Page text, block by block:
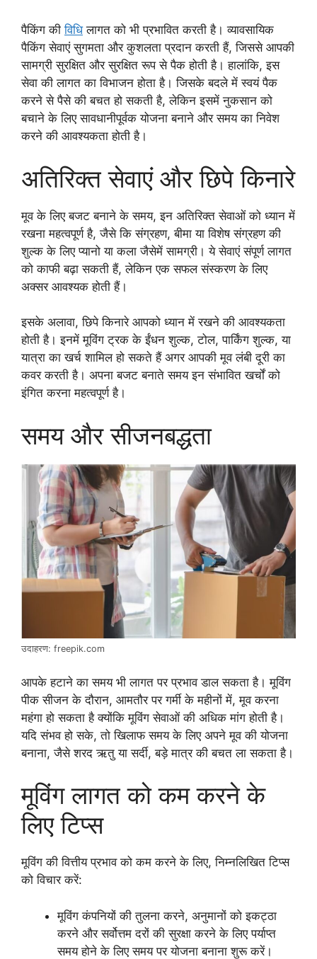
पैकिंग कीविधिलागत को भी प्रभावित करती है। व्यावसायिक
पैकिंग सेवाएं सुगमता और कुशलता प्रदान करती हैं, जिससे आपकी
सामग्री सुरक्षित और सुरक्षित रूप से पैक होती है। हालांकि, इस
सेवा की लागत का विभाजन होता है। जिसके बदले में स्वयं पैक
करने से पैसे की बचत हो सकती है, लेकिन इसमें नुकसान को
बचाने के लिए सावधानीपूर्वक योजना बनाने और समय का निवेश
करने की आवश्यकता होती है।
अतिरिक्त सेवाएं और छिपे किनारे
मूव के लिए बजट बनाने के समय, इन अतिरिक्त सेवाओं को ध्यान में
रखना महत्वपूर्ण है, जैसे कि संग्रहण, बीमा या विशेष संग्रहण की
शुल्क के लिए प्यानो या कला जैसेमें सामग्री। ये सेवाएं संपूर्ण लागत
को काफी बढ़ा सकती हैं, लेकिन एक सफल संस्करण के लिए
अक्सर आवश्यक होती हैं।
इसके अलावा, छिपे किनारे आपको ध्यान में रखने की आवश्यकता
होती है। इनमें मूविंग ट्रक के ईंधन शुल्क, टोल, पार्किंग शुल्क, या
यात्रा का खर्च शामिल हो सकते हैं अगर आपकी मूव लंबी दूरी का
कवर करती है। अपना बजट बनाते समय इन संभावित खर्चों को
इंगित करना महत्वपूर्ण है।
समय और सीजनबद्धता
उदाहरण: freepik.com
आपके हटाने का समय भी लागत पर प्रभाव डाल सकता है। मूविंग
पीक सीजन के दौरान, आमतौर पर गर्मी के महीनों में, मूव करना
महंगा हो सकता है क्योंकि मूविंग सेवाओं की अधिक मांग होती है।
यदि संभव हो सके, तो खिलाफ समय के लिए अपने मूव की योजना
बनाना, जैसे शरद ऋतु या सर्दी, बड़े मात्र की बचत ला सकता है।
मूविंग लागत को कम करने के
लिए टिप्स
मूविंग की वित्तीय प्रभाव को कम करने के लिए, निम्नलिखित टिप्स
को विचार करें:
मूविंग कंपनियों की तुलना करने, अनुमानों को इकट्ठा
करने और सर्वोत्तम दरों की सुरक्षा करने के लिए पर्याप्त
समय होने के लिए समय पर योजना बनाना शुरू करें।